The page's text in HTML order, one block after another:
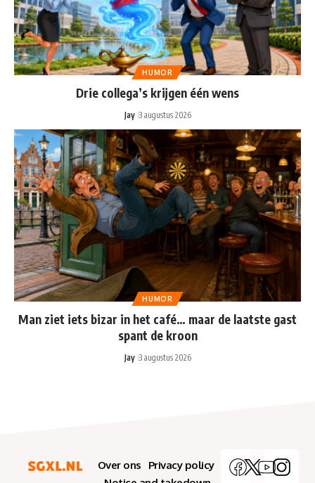
HUMOR
Drie collega’s krijgen één wens
Jay 3 augustus 2026
HUMOR
Man ziet iets bizar in het café… maar de laatste gast
spant de kroon
Jay 3 augustus 2026
Over ons
Privacy policy